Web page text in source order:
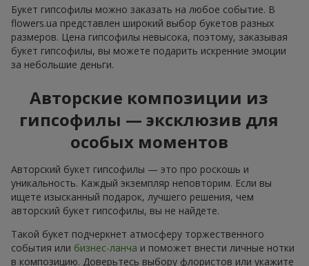
Букет гипсофилы можно заказать на любое событие. В
flowers.ua представлен широкий выбор букетов разных
размеров. Цена гипсофилы невысока, поэтому, заказывая
букет гипсофилы, вы можете подарить искренние эмоции
за небольшие деньги.
Авторские композиции из
гипсофилы — эксклюзив для
особых моментов
Авторский букет гипсофилы — это про роскошь и
уникальность. Каждый экземпляр неповторим. Если вы
ищете изысканный подарок, лучшего решения, чем
авторский букет гипсофилы, вы не найдете.
Такой букет подчеркнет атмосферу торжественного
события или бизнес-ланча и поможет внести личные нотки
в композицию. Доверьтесь выбору флористов или укажите